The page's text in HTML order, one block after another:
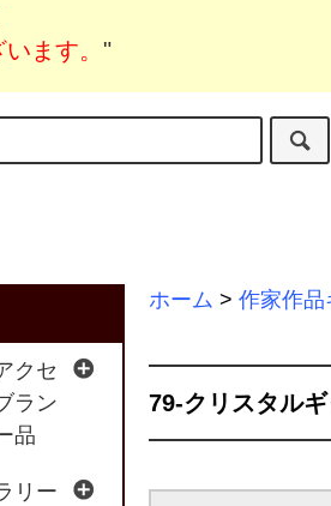
ます。 "
ホーム > 作家作品
79-クリスタル
クセ
ラン
品
リー